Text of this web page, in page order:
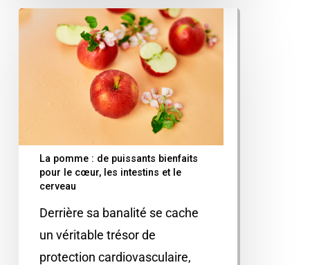
La pomme : de puissants bienfaits
pour le cœur, les intestins et le
cerveau
Derrière sa banalité se cache
un véritable trésor de
protection cardiovasculaire,